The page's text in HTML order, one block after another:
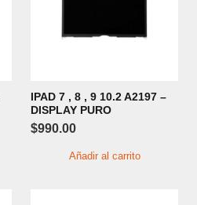
IPAD 7 , 8 , 9 10.2 A2197 –
DISPLAY PURO
$990.00
Añadir al carrito